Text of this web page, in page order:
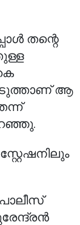
തന്റെ
ആ